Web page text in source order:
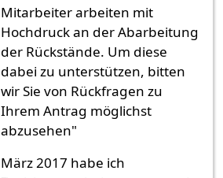
Mitarbeiter arbeiten mit
Hochdruck an der Abarbeitung
der Rückstände. Um diese
dabei zu unterstützen, bitten
wir Sie von Rückfragen zu
Ihrem Antrag möglichst
abzusehen"
März 2017 habe ich